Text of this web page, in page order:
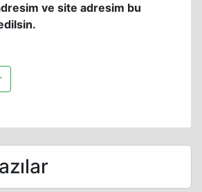
ve site adresim bu